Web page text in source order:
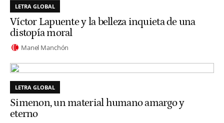
LETRA GLOBAL
Víctor Lapuente y la belleza inquieta de una
distopía moral
Manel Manchón
LETRA GLOBAL
Simenon, un material humano amargo y
eterno